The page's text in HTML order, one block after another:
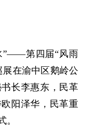
”——第四届“风雨
展在渝中区鹅岭公
长李惠东，民革
阳泽华，民革重
。